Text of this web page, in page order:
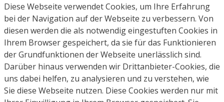
Diese Webseite verwendet Cookies, um Ihre Erfahrung
bei der Navigation auf der Webseite zu verbessern. Von
diesen werden die als notwendig eingestuften Cookies in
Ihrem Browser gespeichert, da sie für das Funktionieren
der Grundfunktionen der Webseite unerlässlich sind.
Darüber hinaus verwenden wir Drittanbieter-Cookies, die
uns dabei helfen, zu analysieren und zu verstehen, wie
Sie diese Webseite nutzen. Diese Cookies werden nur mit